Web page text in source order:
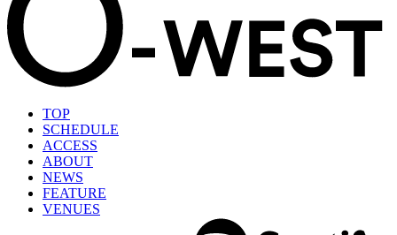
TOP
SCHEDULE
ACCESS
ABOUT
NEWS
FEATURE
VENUES